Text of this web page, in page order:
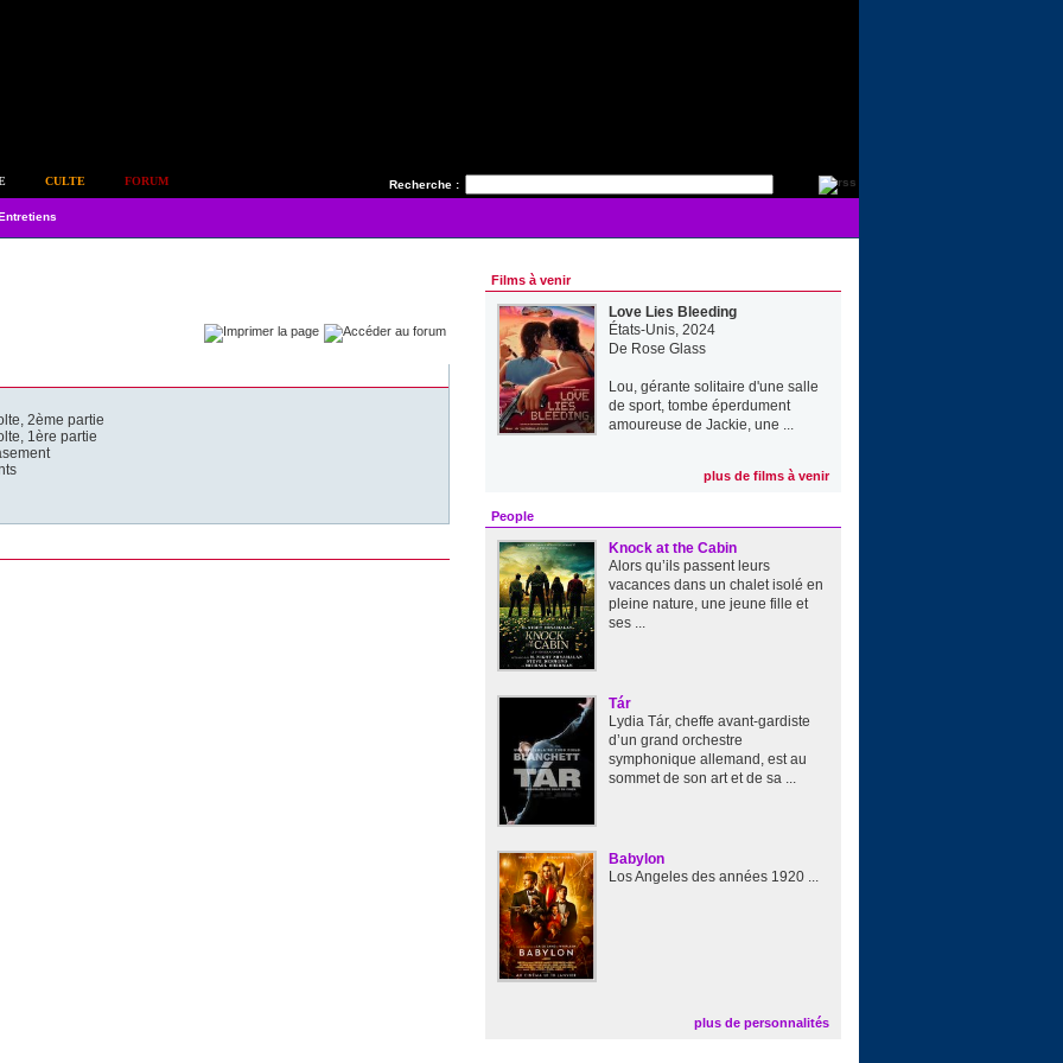
Recherche :
CULTE FORUM
2ème partie
1ère partie
Films à venir
Love Lies Bleeding
États-Unis, 2024
De Rose Glass
Lou, gérante solitaire d'une salle
de sport, tombe éperdument
amoureuse de Jackie, une ...
plus de films à venir
People
Knock at the Cabin
Alors qu’ils passent leurs
vacances dans un chalet isolé en
pleine nature, une jeune fille et
ses ...
Tár
Lydia Tár, cheffe avant-gardiste
d’un grand orchestre
symphonique allemand, est au
sommet de son art et de sa ...
Babylon
Los Angeles des années 1920 ...
plus de personnalités